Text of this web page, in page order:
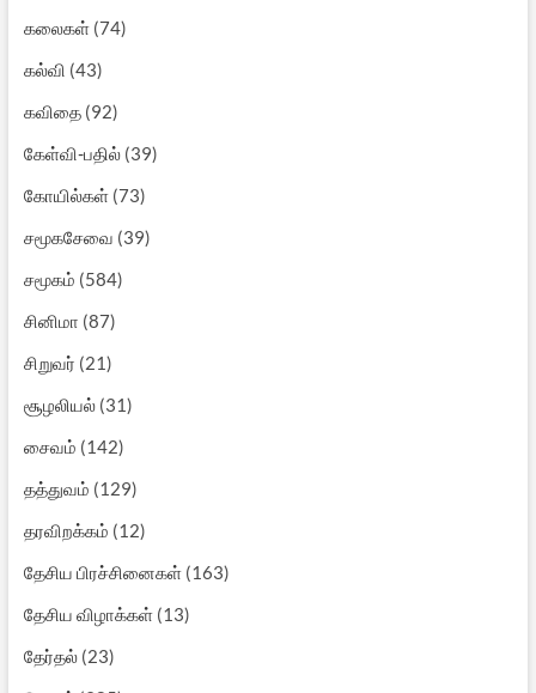
கலைகள்(74)
கல்வி (43)
கவிதை(92)
கேள்வி-பதில்(39)
கோயில்கள்(73)
சமூகசேவை (39)
சமூகம் (584)
சினிமா (87)
சிறுவர் (21)
சூழலியல்(31)
சைவம் (142)
தத்துவம் (129)
தரவிறக்கம் (12)
தேசிய பிரச்சினைகள்(163)
தேசிய விழாக்கள்(13)
தேர்தல்(23)